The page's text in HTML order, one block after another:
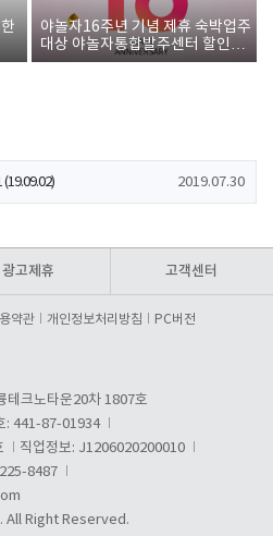
야놀자16주년 기념 제휴 숙박업주
대상 야놀자통합발주센터 할인쿠
폰 증정
2019.07.30
광고제휴 고객센터
약관 개인정보처리방침 PC버전
테크노타운20차 1807호
: 441-87-01934
직업정보: J1206020200010
8487
Right Reserved.